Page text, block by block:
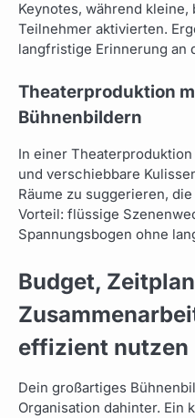
Keynotes, während
Teilnehmer aktivierten.
langfristige Erinnerung an
Theaterproduktion
Bühnenbildern
In einer
und verschiebbare
Räume zu suggerieren,
Vorteil: flüssige
Spannungsbogen ohne
Budget,
effizient nutzen
Dein großartiges
Organisation dahinter. Ein